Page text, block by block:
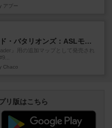
アプー
ドゥームド・バタリオンズ：ASLモジュール11
』用の追加マップとして発売され
Chaco
リ版はこちら